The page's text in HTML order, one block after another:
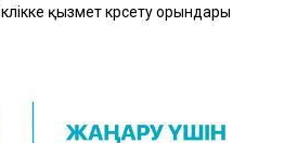
көлікке қызмет көрсету орындары